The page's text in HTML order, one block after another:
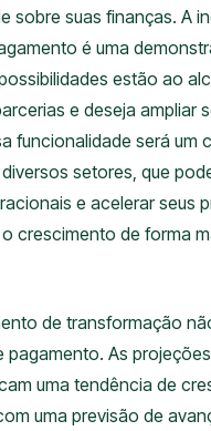
sobre suas finanças. A
é uma
estão ao
e deseja ampliar
funcionalidade será um
setores, que
e acelerar seus
crescimento de forma
de transformação
pagamento. As
uma tendência de
uma previsão de